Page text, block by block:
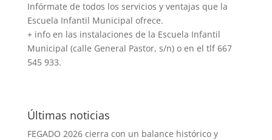
Infórmate de todos los servicios y ventajas que la
Escuela Infantil Municipal ofrece.
+ info en las instalaciones de la Escuela Infantil
Municipal (calle General Pastor, s/n) o en el tlf 667
545 933.
Últimas noticias
FEGADO 2026 cierra con un balance histórico y